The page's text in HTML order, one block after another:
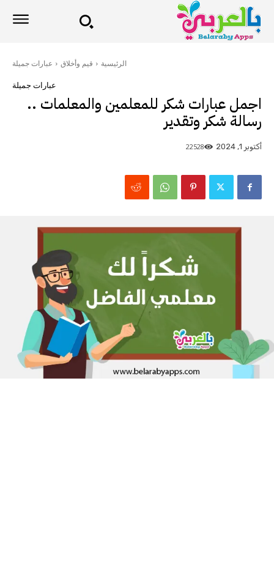
الرئيسية قيم وأخلاق عبارات جميلة
عبارات جميلة
اجمل عبارات شكر للمعلمين والمعلمات ..
رسالة شكر وتقدير
أكتوبر 1, 2024 22528